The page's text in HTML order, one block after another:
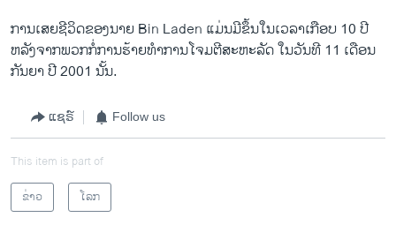
ການ​ເສຍ​ຊີວິດ​ຂອງ​ນາຍ Bin Laden ​ແມ່ນ​ມີ​ຂຶ້ນ​ໃນ​ເວລາ​ເກືອບ 10 ປີ
ຫລັງຈາກ​ພວກ​ກໍ່​ການ​ຮ້າຍທໍາ​ການ​ໂຈມ​ຕີ​ສະຫະລັດ​ ໃນ​ວັນ​ທີ 11 ​ເດືອນ​
ກັນຍາ​ ​ປີ 2001 ນັ້ນ.
ແຊຣ໌ Follow us
This item is part of
ຂ່າວ
ໂລກ